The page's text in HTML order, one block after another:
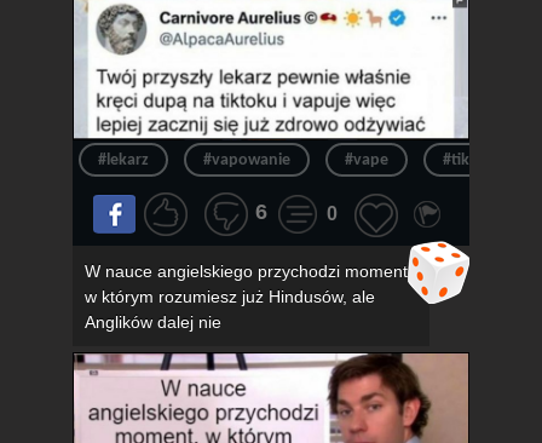
#lekarz #vapowanie #vape #tik tok
6 0
W nauce angielskiego przychodzi moment,
w którym rozumiesz już Hindusów, ale
Anglików dalej nie